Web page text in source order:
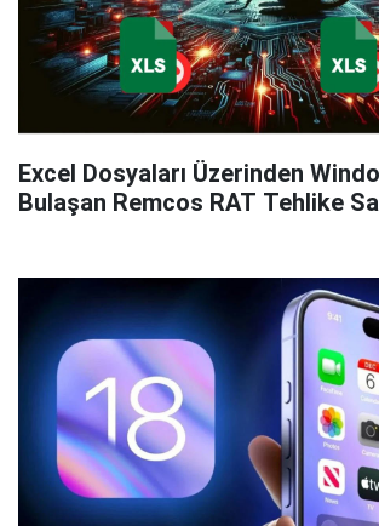
Excel Dosyaları Üzerinden
Bulaşan Remcos RAT Tehlike